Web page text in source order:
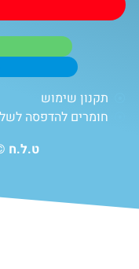
תקנון שימוש
חומרים להדפסה
ט.ל.ח